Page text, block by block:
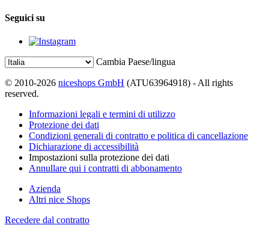
Seguici su
Cambia Paese/lingua
© 2010-2026 niceshops GmbH (ATU63964918) - All rights
reserved.
Informazioni legali e termini di utilizzo
Protezione dei dati
Condizioni generali di contratto e politica di cancellazione
Dichiarazione di accessibilità
Impostazioni sulla protezione dei dati
Annullare qui i contratti di abbonamento
Azienda
Altri nice Shops
Recedere dal contratto